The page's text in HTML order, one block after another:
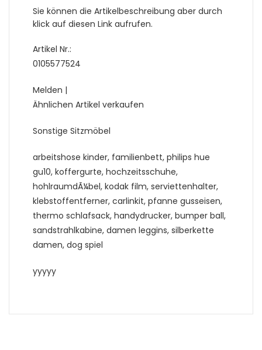
Sie können die Artikelbeschreibung aber durch
klick auf diesen Link aufrufen.
Artikel Nr.:
0105577524
Melden |
Ähnlichen Artikel verkaufen
Sonstige Sitzmöbel
arbeitshose kinder, familienbett, philips hue
gu10, koffergurte, hochzeitsschuhe,
hohlraumdÃ¼bel, kodak film, serviettenhalter,
klebstoffentferner, carlinkit, pfanne gusseisen,
thermo schlafsack, handydrucker, bumper ball,
sandstrahlkabine, damen leggins, silberkette
damen, dog spiel
yyyyy